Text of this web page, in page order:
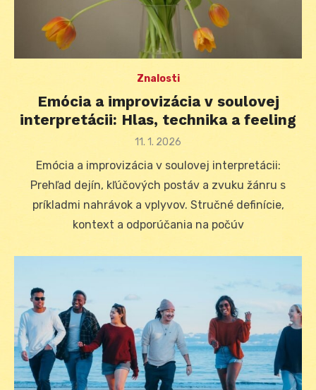
Znalosti
Emócia a improvizácia v soulovej
interpretácii: Hlas, technika a feeling
Posted
11. 1. 2026
Emócia a improvizácia v soulovej interpretácii:
Prehľad dejín, kľúčových postáv a zvuku žánru s
príkladmi nahrávok a vplyvov. Stručné definície,
kontext a odporúčania na počúv